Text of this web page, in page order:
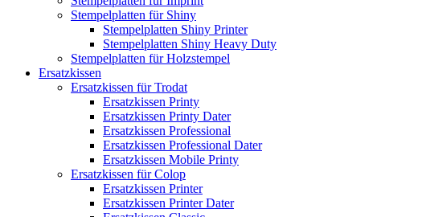
Stempelplatten für Shiny
Stempelplatten Shiny Printer
Stempelplatten Shiny Heavy Duty
Stempelplatten für Holzstempel
Ersatzkissen
Ersatzkissen für Trodat
Ersatzkissen Printy
Ersatzkissen Printy Dater
Ersatzkissen Professional
Ersatzkissen Professional Dater
Ersatzkissen Mobile Printy
Ersatzkissen für Colop
Ersatzkissen Printer
Ersatzkissen Printer Dater